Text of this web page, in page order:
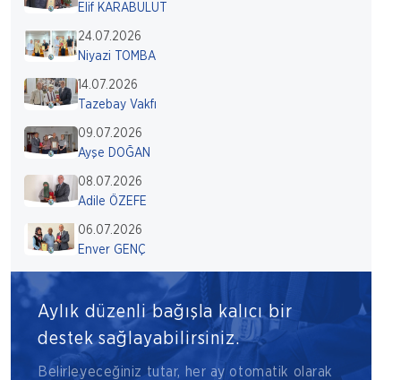
Elif KARABULUT
24.07.2026
Niyazi TOMBA
14.07.2026
Tazebay Vakfı
09.07.2026
Ayşe DOĞAN
08.07.2026
Adile ÖZEFE
06.07.2026
Enver GENÇ
Aylık düzenli bağışla kalıcı bir
destek sağlayabilirsiniz.
Belirleyeceğiniz tutar, her ay otomatik olarak